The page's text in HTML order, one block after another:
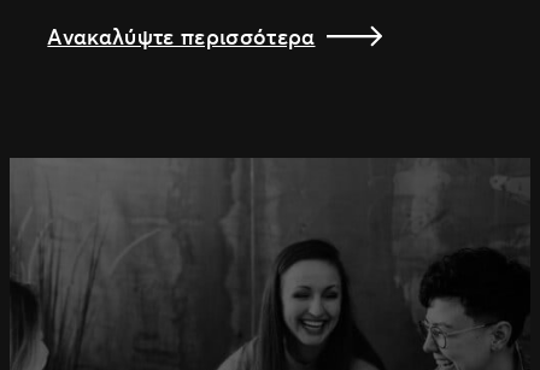
Ανακαλύψτε περισσότερα